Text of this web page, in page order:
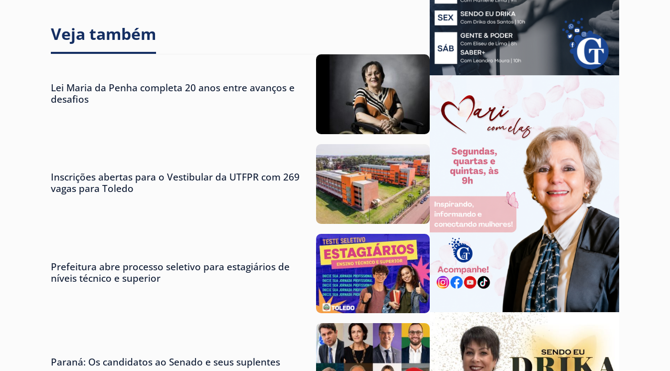
Veja também
Lei Maria da Penha completa 20 anos entre avanços e
desafios
Inscrições abertas para o Vestibular da UTFPR com 269
vagas para Toledo
Prefeitura abre processo seletivo para estagiários de
níveis técnico e superior
Paraná: Os candidatos ao Senado e seus suplentes